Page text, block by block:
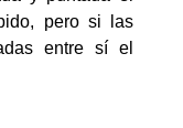
pero si las
entre sí el